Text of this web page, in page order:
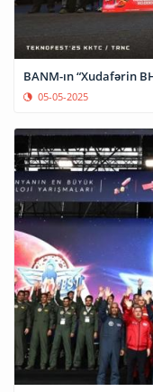
BANM-ın “Xudafərin
05-05-2025